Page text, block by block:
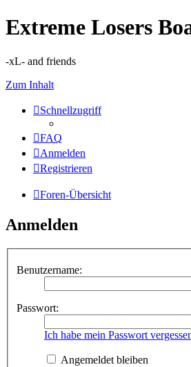
Extreme Losers
-xL- and friends
Zum Inhalt
Schnellzugriff
FAQ
Anmelden
Registrieren
Foren-Übersicht
Anmelden
Benutzername:
Passwort:
Ich habe mein Passwort
Angemeldet bleiben